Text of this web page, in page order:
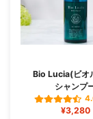
Bio Lucia(ビオ
シャンプ
¥3,280